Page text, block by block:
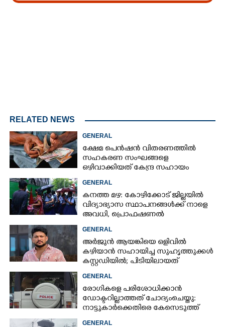
RELATED NEWS
GENERAL
ക്ഷേമ പെൻഷൻ വിതരണത്തിൽ
സഹകരണ സംഘങ്ങളെ
ഒഴിവാക്കിയത് കേന്ദ്ര സഹായം
വിശദീകരണവുമായി സർക്കാ‌ർ
GENERAL
കനത്ത മഴ: കോഴിക്കോട് ജില്ലയിൽ
വിദ്യാഭ്യാസ സ്ഥാപനങ്ങൾക്ക് നാളെ
അവധി,​ പ്രൊഫഷണൽ
GENERAL
അർജുൻ ആയങ്കിയെ ഒളിവിൽ
കഴിയാൻ സഹായിച്ച സുഹൃത്തുക്കൾ
കസ്റ്റഡിയിൽ; പിടിയിലായത്
GENERAL
രോഗികളെ പരിശോധിക്കാൻ
ഡോക്ടറില്ലാത്തത് ചോദ്യംചെയ്തു:
നാട്ടുകാർക്കെതിരെ കേസെടുത്ത്
GENERAL